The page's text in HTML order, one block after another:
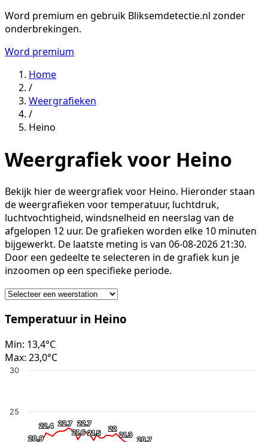
Word premium en gebruik Bliksemdetectie.nl zonder
onderbrekingen.
Word premium
Home
/
Weergrafieken
/
Heino
Weergrafiek voor Heino
Bekijk hier de weergrafiek voor Heino. Hieronder staan
de weergrafieken voor temperatuur, luchtdruk,
luchtvochtigheid, windsnelheid en neerslag van de
afgelopen 12 uur. De grafieken worden elke 10 minuten
bijgewerkt. De laatste meting is van 06-08-2026 21:30.
Door een gedeelte te selecteren in de grafiek kun je
inzoomen op een specifieke periode.
Temperatuur in Heino
Min: 13,4°C
Max: 23,0°C
20.9
20.9
22.4
22.4 22.7
22.7
21.6
21.6
22.7
22.7
21.5
21.5 22
22
21.3
21.3
20.7
20.7
25
30